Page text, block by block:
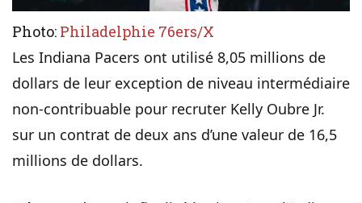
Photo: Philadelphie 76ers/X
Les Indiana Pacers ont utilisé 8,05 millions de
dollars de leur exception de niveau intermédiaire
non-contribuable pour recruter Kelly Oubre Jr.
sur un contrat de deux ans d’une valeur de 16,5
millions de dollars.